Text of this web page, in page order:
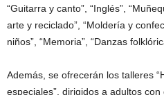
“Guitarra y canto”, “Inglés”,
arte y reciclado”, “Moldería y
niños”, “Memoria”, “Danzas
Además, se ofrecerán los talleres
especiales”, dirigidos a adultos